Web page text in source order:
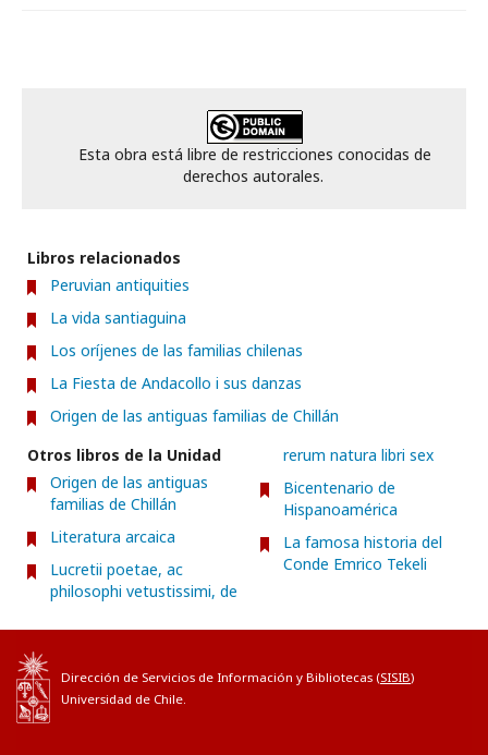
Esta obra está libre de restricciones conocidas de
derechos autorales.
Libros relacionados
Peruvian antiquities
La vida santiaguina
Los oríjenes de las familias chilenas
La Fiesta de Andacollo i sus danzas
Origen de las antiguas familias de Chillán
Otros libros de la Unidad
Origen de las antiguas
familias de Chillán
Literatura arcaica
Lucretii poetae, ac
philosophi vetustissimi, de
rerum natura libri sex
Bicentenario de
Hispanoamérica
La famosa historia del
Conde Emrico Tekeli
Dirección de Servicios de Información y Bibliotecas (SISIB)
Universidad de Chile.